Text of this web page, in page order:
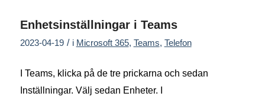
Enhetsinställningar i Teams
2023-04-19 / i Microsoft 365, Teams, Telefon
I Teams, klicka på de tre prickarna och sedan
Inställningar. Välj sedan Enheter. I